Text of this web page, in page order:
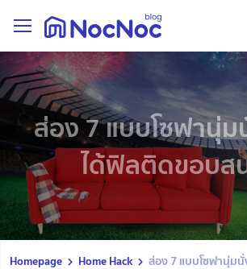
ส่อง 7 แบบโซฟานุ่
ได้ฟิลติดขอบส
Homepage Home Hack ส่อง 7 แบบโซฟานุ่ม